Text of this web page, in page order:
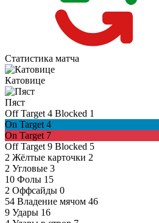
Статистика матча
Катовице
Пяст
Off Target 4 Blocked 1
On Target 4
On Target 7
Off Target 9 Blocked 5
2 Жёлтые карточки 2
2 Угловые 3
10 Фолы 15
2 Оффсайды 0
54 Владение мячом 46
9 Удары 16